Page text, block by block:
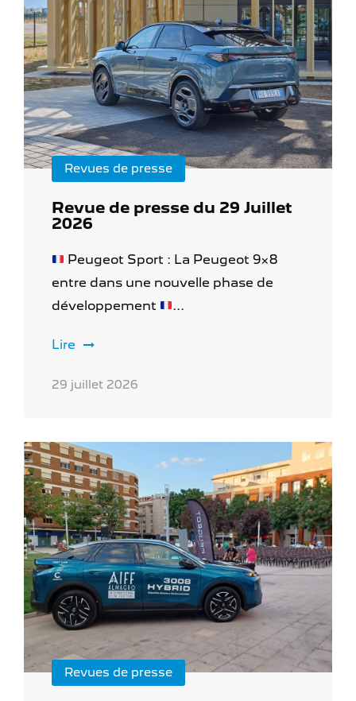
Revues de presse
Revue de presse du 29 Juillet
2026
Peugeot Sport : La Peugeot 9×8
entre dans une nouvelle phase de
développement
...
Lire
29 juillet 2026
Revues de presse